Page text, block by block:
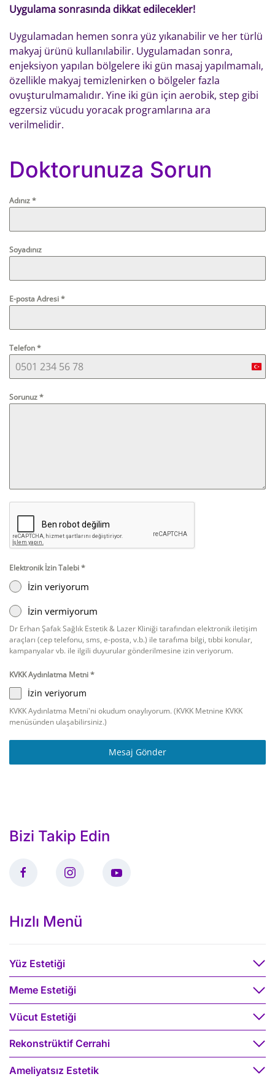
Uygulama sonrasında dikkat edilecekler!
Uygulamadan hemen sonra yüz yıkanabilir ve her türlü
makyaj ürünü kullanılabilir. Uygulamadan sonra,
enjeksiyon yapılan bölgelere iki gün masaj yapılmamalı,
özellikle makyaj temizlenirken o bölgeler fazla
ovuşturulmamalıdır. Yine iki gün için aerobik, step gibi
egzersiz vücudu yoracak programlarına ara
verilmelidir.
Doktorunuza Sorun
Adınız*
Soyadınız
E-posta Adresi*
Telefon*
Sorunuz*
Elektronik İzin Talebi*
İzin veriyorum
İzin vermiyorum
Dr Erhan Şafak Sağlık Estetik & Lazer Kliniği tarafından elektronik iletişim
araçları (cep telefonu, sms, e-posta, v.b.) ile tarafıma bilgi, tıbbi konular,
kampanyalar vb. ile ilgili duyurular gönderilmesine izin veriyorum.
KVKK Aydınlatma Metni*
İzin veriyorum
KVKK Aydınlatma Metni'ni okudum onaylıyorum. (KVKK Metnine KVKK
menüsünden ulaşabilirsiniz.)
Mesaj Gönder
Bizi Takip Edin
Hızlı Menü
Yüz Estetiği
Meme Estetiği
Vücut Estetiği
Rekonstrüktif Cerrahi
Ameliyatsız Estetik